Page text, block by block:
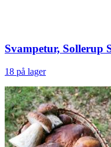
Svampetur, Sollerup
18 på lager